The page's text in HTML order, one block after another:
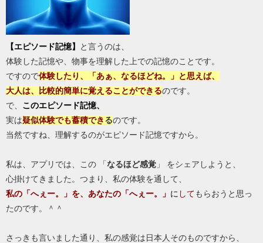
【エピソード記憶】
と言うのは、
体験した記憶や、物事を理解した上での記憶のことです。
ですので体験したり、「あぁ、なるほどね。」と思えば、
大人は、比較的簡単に覚えることができるのです。
で、 このエピソード記憶、
実は疑似体験でも蓄積できるのです。
当然ですね、理解するのがエピソード記憶ですから。
私は、アプリでは、この 「なるほど感覚 」 をシェアしようと、
心掛けてきました。つまり、私の体験を通して、
私の「へぇー。」を、あなたの「へぇー。」 に してもらおうと思っ
たのです。＾＾
さっきも言いました通り、私の感覚は日本人そのものですから、